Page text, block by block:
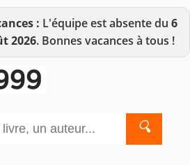
: L'équipe est absente du 6
2026. Bonnes vacances à tous !
🔍